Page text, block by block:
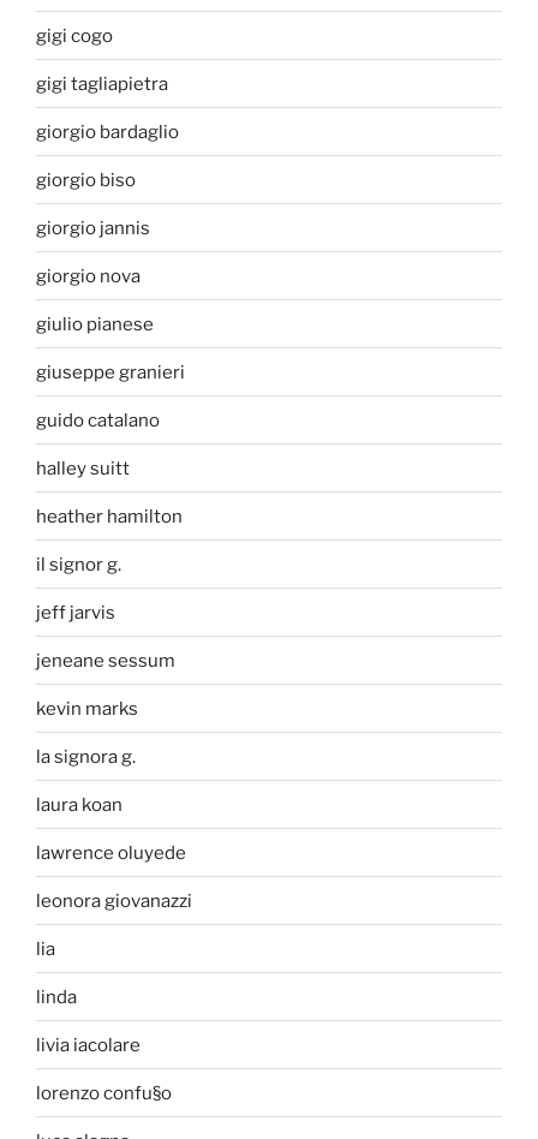
gigi cogo
gigi tagliapietra
giorgio bardaglio
giorgio biso
giorgio jannis
giorgio nova
giulio pianese
giuseppe granieri
guido catalano
halley suitt
heather hamilton
il signor g.
jeff jarvis
jeneane sessum
kevin marks
la signora g.
laura koan
lawrence oluyede
leonora giovanazzi
lia
linda
livia iacolare
lorenzo confu§o